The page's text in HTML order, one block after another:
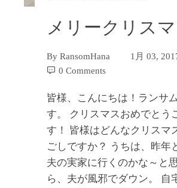
メリークリス
ByRansomHana
1月 03,
0 Comments
皆様、こんにちは！ランサ
す。 クリスマスおめでとう
す！ 皆様はどんなクリスマ
ごしですか？ うちは、昨年
夫の実家に行くのかな～と
ら、夫が風邪でダウン。 自